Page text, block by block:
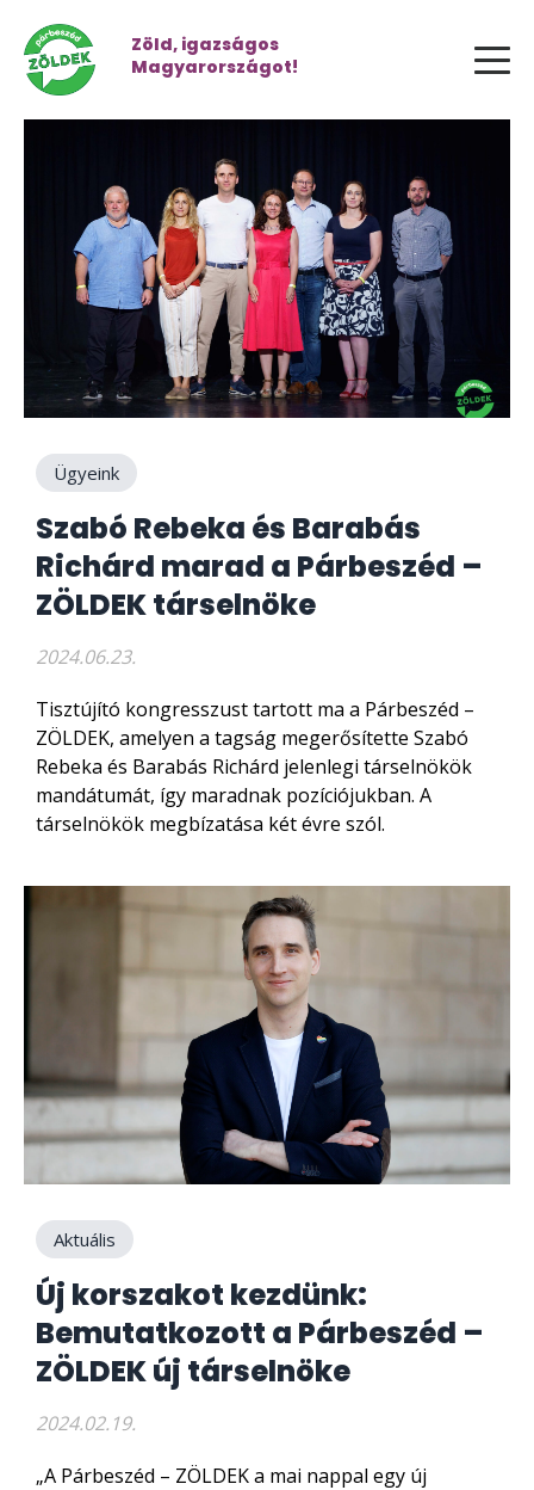
Zöld, igazságos
Magyarországot!
Ügyeink
Szabó Rebeka és Barabás
Richárd marad a Párbeszéd –
ZÖLDEK társelnöke
2024.06.23.
Tisztújító kongresszust tartott ma a Párbeszéd –
ZÖLDEK, amelyen a tagság megerősítette Szabó
Rebeka és Barabás Richárd jelenlegi társelnökök
mandátumát, így maradnak pozíciójukban. A
társelnökök megbízatása két évre szól.
Aktuális
Új korszakot kezdünk:
Bemutatkozott a Párbeszéd –
ZÖLDEK új társelnöke
2024.02.19.
„A Párbeszéd – ZÖLDEK a mai nappal egy új